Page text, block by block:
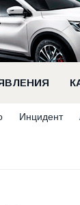
Инцидент